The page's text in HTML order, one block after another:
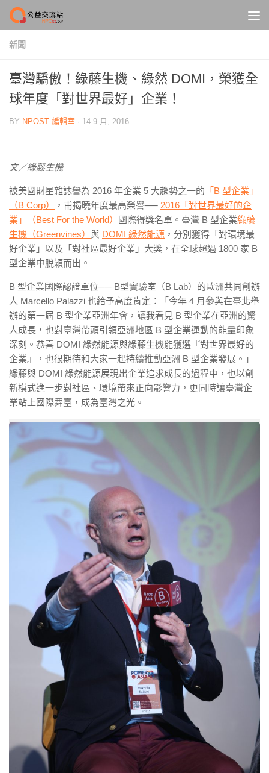
Skip to content
新聞
臺灣驕傲！綠藤生機、綠然 DOMI，榮獲全
球年度「對世界最好」企業！
BY NPOST 編輯室 · 14 9 月, 2016
文／綠藤生機
被美國財星雜誌譽為 2016 年企業 5 大趨勢之一的 「B 型企業」
（B Corp）
，甫揭曉年度最高榮譽── 2016「對世界最好的企
業」（Best For the World）
國際得獎名單。臺灣 B 型企業綠藤
生機（Greenvines） 與 DOMI 綠然能源 ，分別獲得「對環境最
好企業」以及「對社區最好企業」大獎，在全球超過 1800 家 B
型企業中脫穎而出。
B 型企業國際認證單位── B型實驗室（B Lab）的歐洲共同創辦
人 Marcello Palazzi 也給予高度肯定：「今年 4 月參與在臺北舉
辦的第一屆 B 型企業亞洲年會，讓我看見 B 型企業在亞洲的驚
人成長，也對臺灣帶頭引領亞洲地區 B 型企業運動的能量印象
深刻。恭喜 DOMI 綠然能源與綠藤生機能獲選『對世界最好的
企業』，也很期待和大家一起持續推動亞洲 B 型企業發展。」
綠藤與 DOMI 綠然能源展現出企業追求成長的過程中，也以創
新模式進一步對社區、環境帶來正向影響力，更同時讓臺灣企
業站上國際舞臺，成為臺灣之光。